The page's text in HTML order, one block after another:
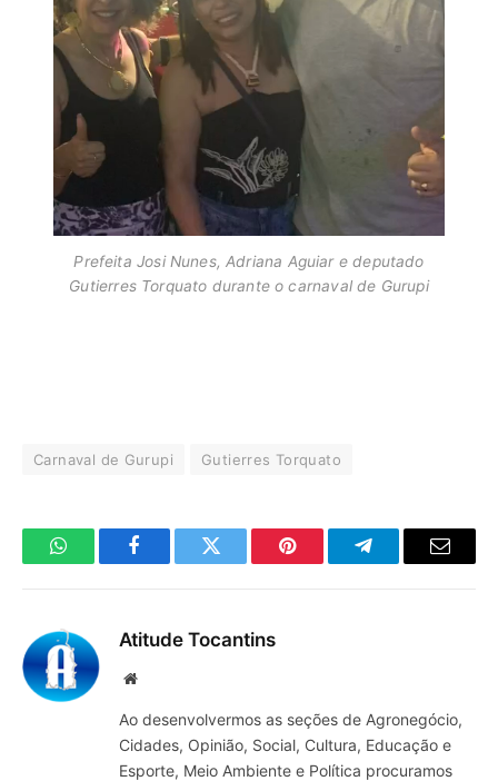
Prefeita Josi Nunes, Adriana Aguiar e deputado
Gutierres Torquato durante o carnaval de Gurupi
Carnaval de Gurupi Gutierres Torquato
WhatsAppFacebookTwitter Pinterest TelegramaE-
Atitude Tocantins
Site
Ao desenvolvermos as seções de Agronegócio,
Cidades, Opinião, Social, Cultura, Educação e
Esporte, Meio Ambiente e Política procuramos